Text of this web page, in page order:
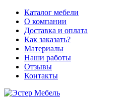
Каталог мебели
О компании
Доставка и оплата
Как заказать?
Материалы
Наши работы
Отзывы
Контакты